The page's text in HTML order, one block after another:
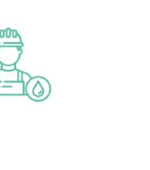
mantenimiento
más